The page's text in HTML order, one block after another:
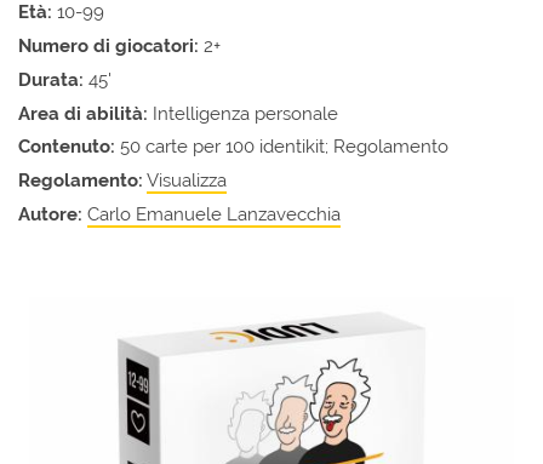
Età: 10-99
Numero di giocatori: 2+
Durata: 45'
Area di abilità: Intelligenza personale
Contenuto: 50 carte per 100 identikit; Regolamento
Regolamento: Visualizza
Autore: Carlo Emanuele Lanzavecchia